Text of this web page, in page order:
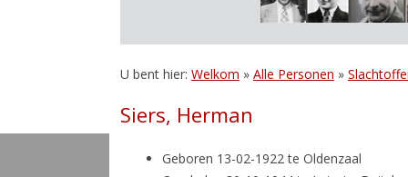
U bent hier: Welkom » Alle Personen »
Siers, Herman
Geboren 13-02-1922 te Oldenzaal